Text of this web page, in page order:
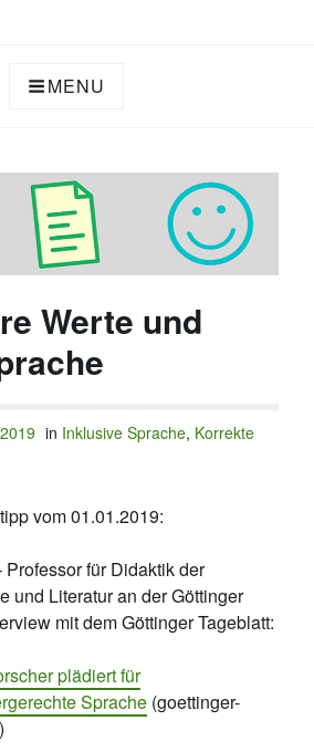
MENU
Werte und
in Inklusive Sprache, Korrekte
vom 01.01.2019:
für Didaktik der
und Literatur an der Göttinger
mit dem Göttinger Tageblatt:
plädiert für
Sprache (goettinger-